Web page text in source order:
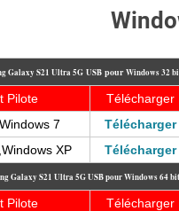
Galaxy S21 Ultra 5G USB pour Windows 32
Pilote
Télécharger
7
Télécharger
XP
Télécharger
Galaxy S21 Ultra 5G USBpour Windows 64 bit
Pilote
Télécharger